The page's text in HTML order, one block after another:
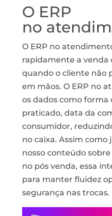
O ERP
no
O ERP no
rapidamente a venda
quando o cliente não
em mãos. O ERP no
os dados como
praticado, data da
consumidor,
no caixa. Assim como
nosso conteúdo
no pós venda, essa
para manter fluidez
segurança nas trocas.